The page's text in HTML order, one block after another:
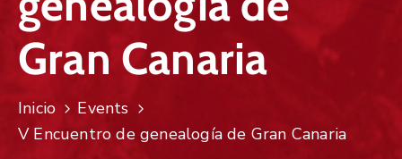
EDICIONES
CONTACTO
Gran Canaria
Inicio
Events
V Encuentro de genealogía de Gran Canaria